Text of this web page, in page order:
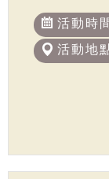
活動時
活動地